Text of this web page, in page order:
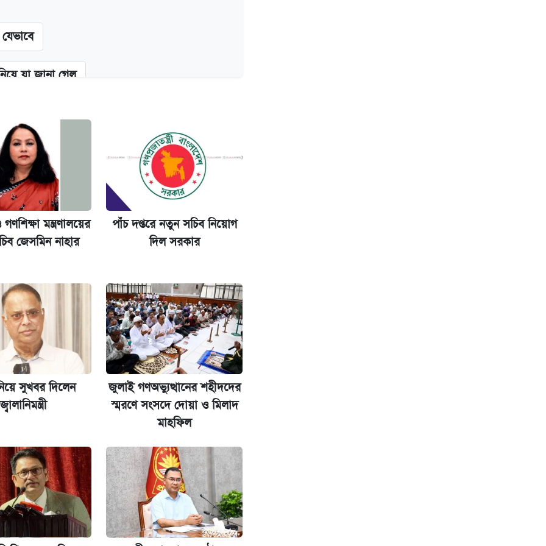
যা জানা গেল
টাকা ভাতা
খান
বন্ধ
মন্ত্রণালয়ের
জেসমিন নাহার
পাঁচ দপ্তরে নতুন সচিব নিয়োগ
দিল সরকার
সুখবর দিলেন
জ্বালানিমন্ত্রী
জুলাই গণঅভ্যুত্থানের শহীদদের
স্মরণে সংসদে দোয়া ও মিলাদ
মাহফিল